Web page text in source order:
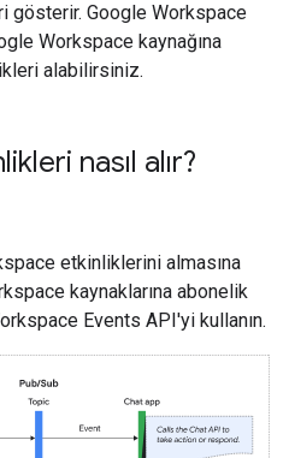
gösterir. Google Workspace
Workspace kaynağına
alabilirsiniz.
nasıl alır?
etkinliklerini almasına
kaynaklarına abonelik
Events API'yi kullanın.